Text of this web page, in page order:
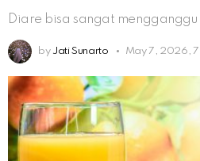
Diare bisa sangat
by Jati Sunarto May 7, 2026,